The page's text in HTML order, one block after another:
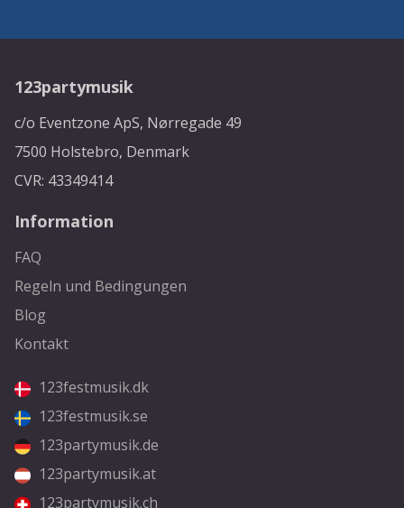
123partymusik
c/o Eventzone ApS, Nørregade 49
7500 Holstebro, Denmark
CVR: 43349414
Information
FAQ
Regeln und Bedingungen
Blog
Kontakt
123festmusik.dk
123festmusik.se
123partymusik.de
123partymusik.at
123partymusik.ch